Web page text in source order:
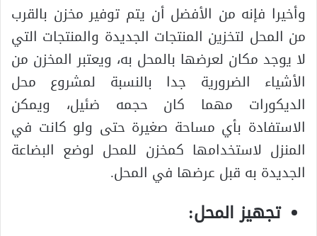
وأخيرا فإنه من الأفضل أن يتم توفير مخزن بالقرب
من المحل لتخزين المنتجات الجديدة والمنتجات التي
لا يوجد مكان لعرضها بالمحل به، ويعتبر المخزن من
الأشياء الضرورية جدا بالنسبة لمشروع محل
الديكورات مهما كان حجمه ضئيل، ويمكن
الاستفادة بأي مساحة صغيرة حتى ولو كانت في
المنزل لاستخدامها كمخزن للمحل لوضع البضاعة
الجديدة به قبل عرضها في المحل.
تجهيز المحل: